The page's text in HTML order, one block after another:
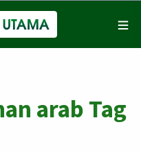
arab Tag